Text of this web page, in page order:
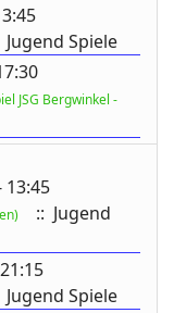
Jugend Spiele
JSG Bergwinkel -
13:45
:: Jugend
Jugend Spiele